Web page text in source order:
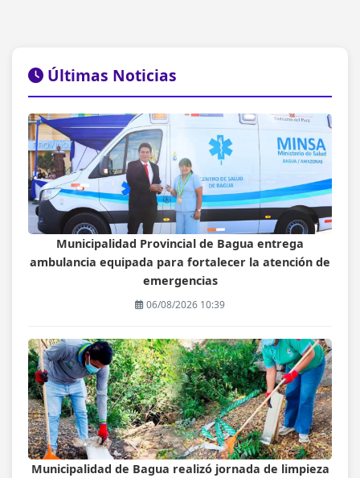
Últimas Noticias
Municipalidad Provincial de Bagua entrega
ambulancia equipada para fortalecer la atención de
emergencias
06/08/2026 10:39
Municipalidad de Bagua realizó jornada de limpieza